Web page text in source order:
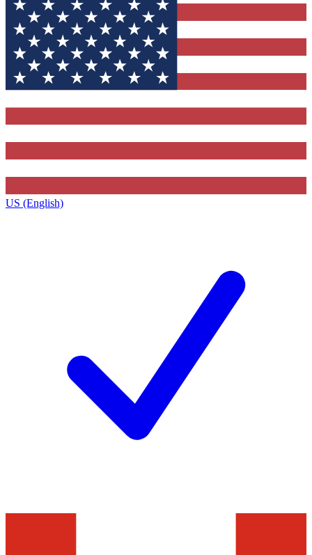
US (English)